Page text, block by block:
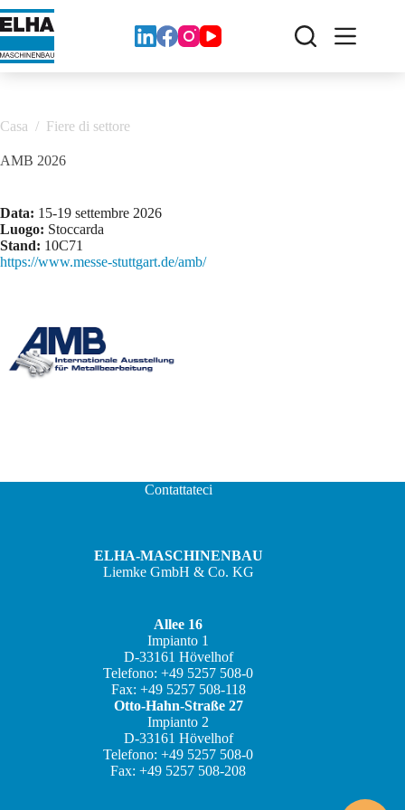
Vai
al
contenuto
Casa / Fiere di settore
AMB 2026
Data: 15-19 settembre 2026
Luogo: Stoccarda
Stand: 10C71
https://www.messe-stuttgart.de/amb/
Contattateci
ELHA-MASCHINENBAU
Liemke GmbH & Co. KG
Allee 16
Impianto 1
D-33161 Hövelhof
Telefono: +49 5257 508-0
Fax: +49 5257 508-118
Otto-Hahn-Straße 27
Impianto 2
D-33161 Hövelhof
Telefono: +49 5257 508-0
Fax: +49 5257 508-208